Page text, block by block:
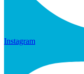
Instagram